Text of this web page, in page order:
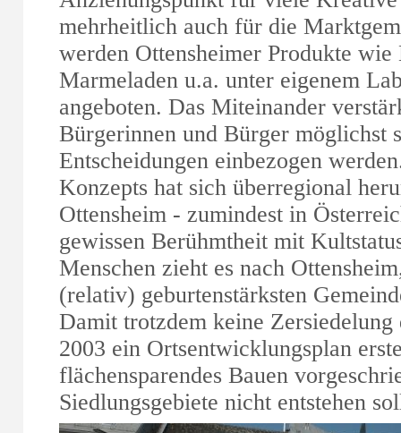
mehrheitlich auch für die
werden Ottensheimer Produkte wie
Marmeladen u.a. unter eigenem
angeboten. Das Miteinander
Bürgerinnen und Bürger möglichst
Entscheidungen einbezogen
Konzepts hat sich überregional
Ottensheim - zumindest in
gewissen Berühmtheit mit
Menschen zieht es nach
(relativ) geburtenstärksten
Damit trotzdem keine
2003 ein Ortsentwicklungsplan
flächensparendes Bauen
Siedlungsgebiete nicht entstehen